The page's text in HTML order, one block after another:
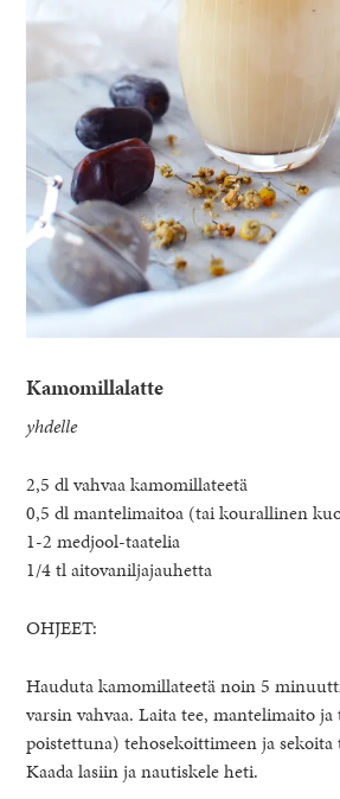
Kamomillalatte
yhdelle
2,5 dl vahvaa kamomillateetä
0,5 dl mantelimaitoa (tai kourallinen
1-2 medjool-taatelia
1/4 tl aitovaniljajauhetta
OHJEET:
Hauduta kamomillateetä noin 5
varsin vahvaa. Laita tee, mantelimaito
poistettuna) tehosekoittimeen ja sekoita
Kaada lasiin ja nautiskele heti.